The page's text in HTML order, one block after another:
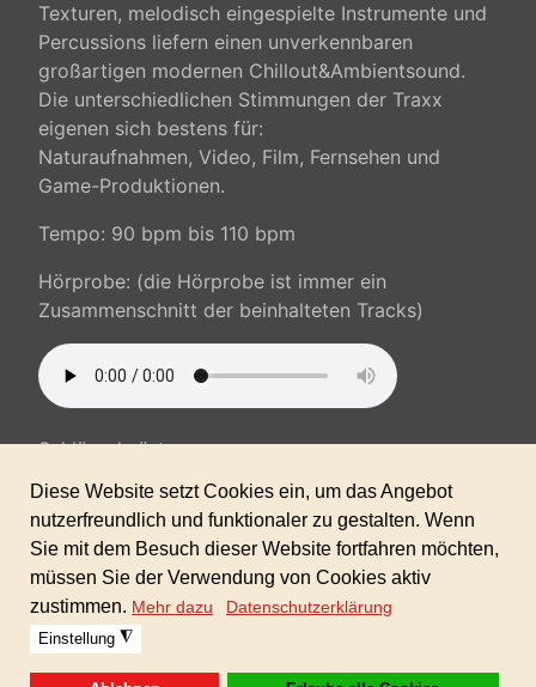
Texturen, melodisch eingespielte Instrumente und
Percussions liefern einen unverkennbaren
großartigen modernen Chillout&Ambientsound.
Die unterschiedlichen Stimmungen der Traxx
eigenen sich bestens für:
Naturaufnahmen, Video, Film, Fernsehen und
Game-Produktionen.
Tempo: 90 bpm bis 110 bpm
Hörprobe: (die Hörprobe ist immer ein
Zusammenschnitt der beinhalteten Tracks)
Schlüsselwörter:
Ambient music, Chillout, mystisch, relax,
langsames Tempo, mittleres Tempo,
Hintergrundmusik, Imagefilm, Präsentationen,
modere Musik, Trailer, Werbespot, Multimedia,
Atmospheres, kommerzielle Musik,...
100% AKM/GEMA/SUISA-freie Musik inkl.